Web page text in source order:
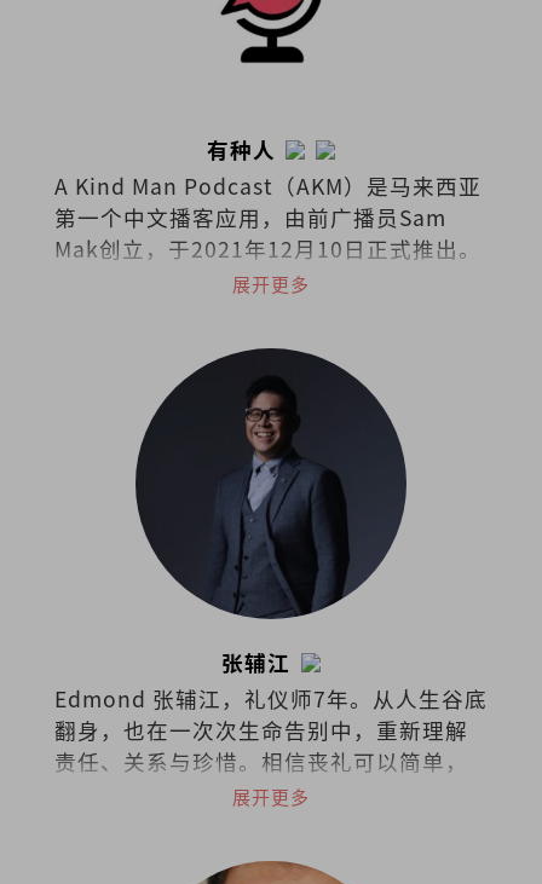
有种人
A Kind Man Podcast（AKM）是马来西亚
第一个中文播客应用，由前广播员Sam
Mak创立，于2021年12月10日正式推出。
播客涵盖广泛的主题，包括生活方式、旅
展开更多
张辅江
Edmond 张辅江，礼仪师7年。从人生谷底
翻身，也在一次次生命告别中，重新理解
责任、关系与珍惜。相信丧礼可以简单，
但绝不随便，因为真正留下来的，不只是
展开更多